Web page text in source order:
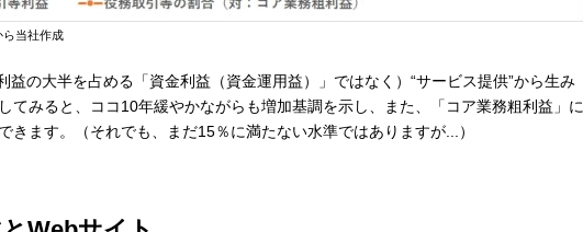
ら当社作成
の大半を占める「資金利益（資金運用益）」ではなく）“サービス提供”から生み
てみると、ココ10年緩やかながらも増加基調を示し、また、「コア業務粗利益」に
ます。（それでも、まだ15％に満たない水準ではありますが...）